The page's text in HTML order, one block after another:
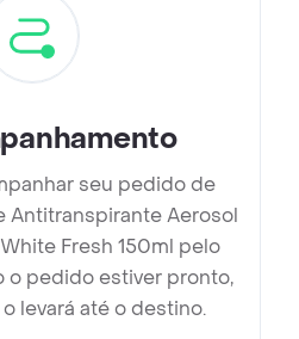
seu pedido de
Antitranspirante Aerosol
Fresh 150ml pelo
o pedido estiver pronto,
levará até o destino.